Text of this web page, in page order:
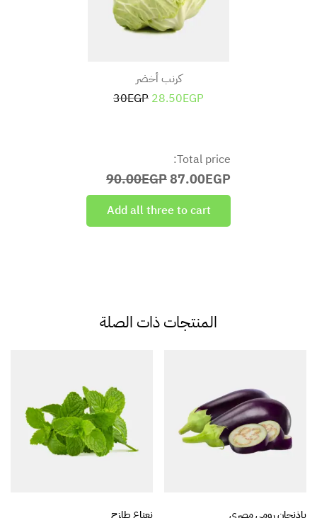
كرنب أخضر
30EGP 28.50EGP
Total price:
90.00EGP87.00EGP
Add all three to cart
المنتجات ذات الصلة